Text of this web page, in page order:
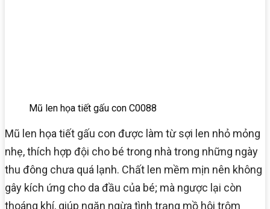
Mũ len họa tiết gấu con C0088
Mũ len họa tiết gấu con được làm từ sợi len nhỏ mỏng
nhẹ, thích hợp đội cho bé trong nhà trong những ngày
thu đông chưa quá lạnh. Chất len mềm mịn nên không
gây kích ứng cho da đầu của bé; mà ngược lại còn
thoáng khí, giúp ngăn ngừa tình trạng mồ hôi trộm